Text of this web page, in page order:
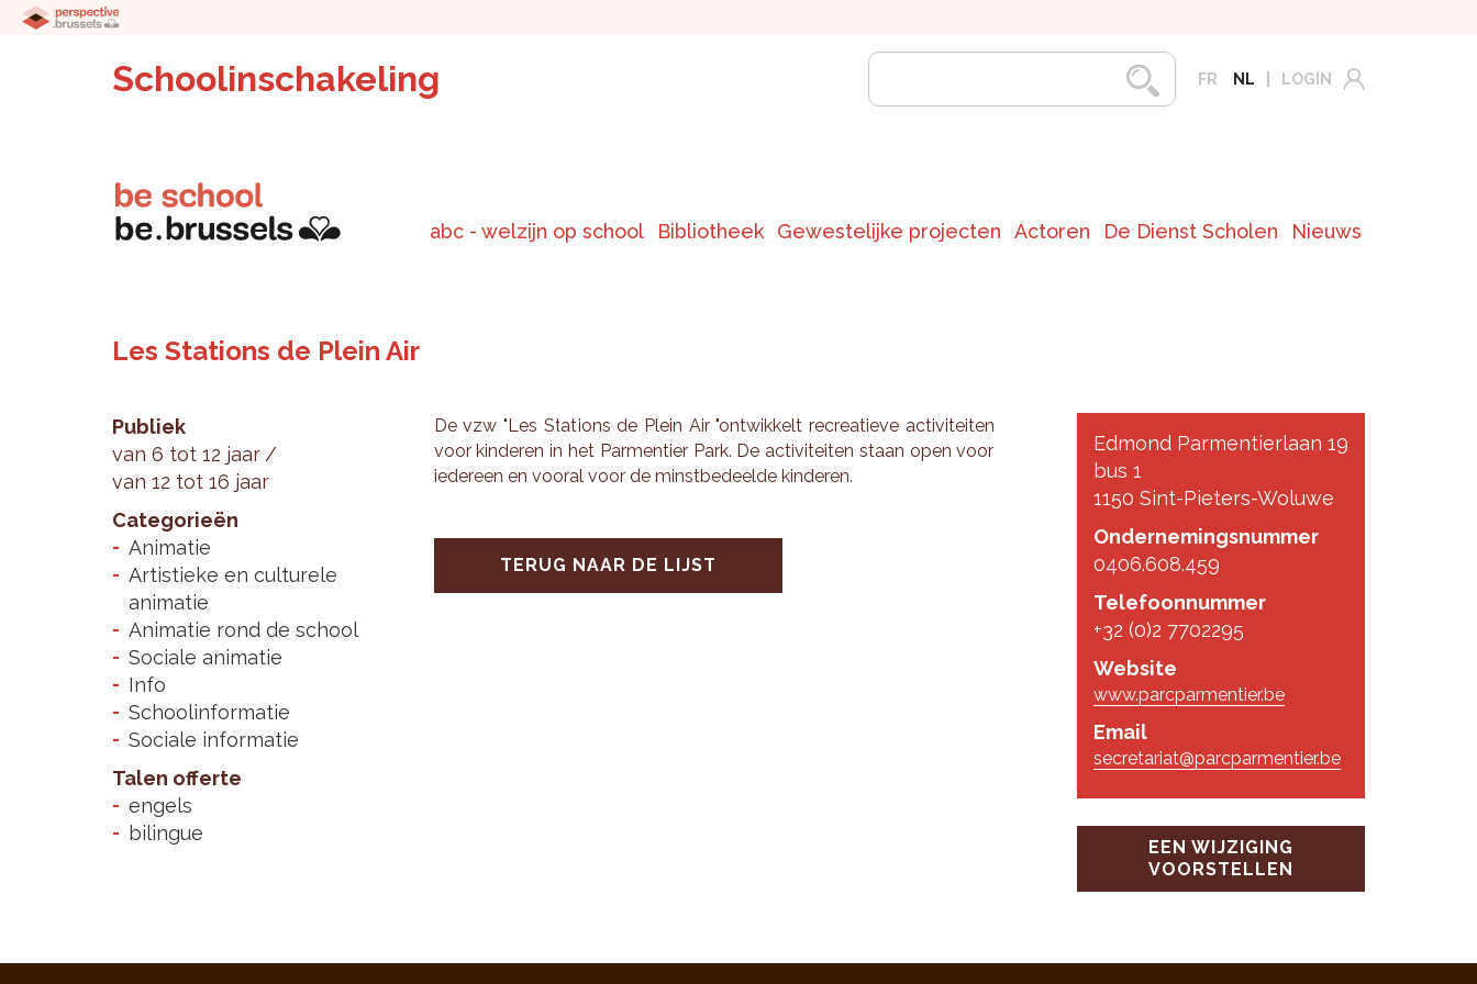
Schoolinschakeling FR NL LOGIN
abc - welzijn op school Bibliotheek Gewestelijke projecten Actoren De Dienst Scholen Nieuws
Les Stations de Plein Air
Publiek
van 6 tot 12 jaar
van 12 tot 16 jaar
Categorieën
Animatie
Artistieke en culturele
animatie
Animatie rond de school
Sociale animatie
Info
Schoolinformatie
Sociale informatie
Talen offerte
engels
bilingue
Edmond Parmentierlaan 19
bus 1
1150 Sint-Pieters-Woluwe
Ondernemingsnummer
0406.608.459
Telefoonnummer
+32 (0)2 7702295
Website
www.parcparmentier.be
Email
secretariat@parcparmentier.be
EEN WIJZIGING
VOORSTELLEN
De vzw "Les Sta­ti­ons de Plein Air "ont­wik­kelt re­cre­a­tie­ve ac­ti­vi­tei­ten
voor kin­de­ren in het Par­men­tier Park. De ac­ti­vi­tei­ten staan open voor
ie­der­een en voor­al voor de minst­be­deel­de kin­de­ren.
TERUG NAAR DE LIJST